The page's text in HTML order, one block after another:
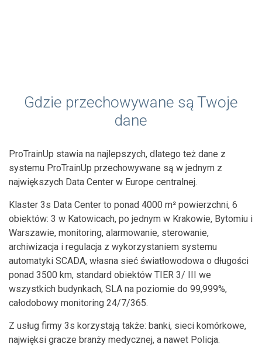
Gdzie przechowywane są Twoje
dane
ProTrainUp stawia na najlepszych, dlatego też dane z
systemu ProTrainUp przechowywane są w jednym z
największych Data Center w Europe centralnej.
Klaster 3s Data Center to ponad 4000 m² powierzchni, 6
obiektów: 3 w Katowicach, po jednym w Krakowie, Bytomiu i
Warszawie, monitoring, alarmowanie, sterowanie,
archiwizacja i regulacja z wykorzystaniem systemu
automatyki SCADA, własna sieć światłowodowa o długości
ponad 3500 km, standard obiektów TIER 3/ III we
wszystkich budynkach, SLA na poziomie do 99,999%,
całodobowy monitoring 24/7/365.
Z usług firmy 3s korzystają także: banki, sieci komórkowe,
najwięksi gracze branży medycznej, a nawet Policja.